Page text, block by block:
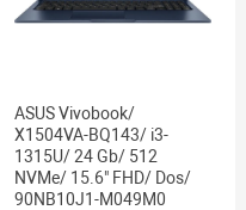
ASUS Vivobook/
X1504VA-BQ143/ i3-
1315U/ 24 Gb/ 512
NVMe/ 15.6" FHD/ Dos/
90NB10J1-M049M0